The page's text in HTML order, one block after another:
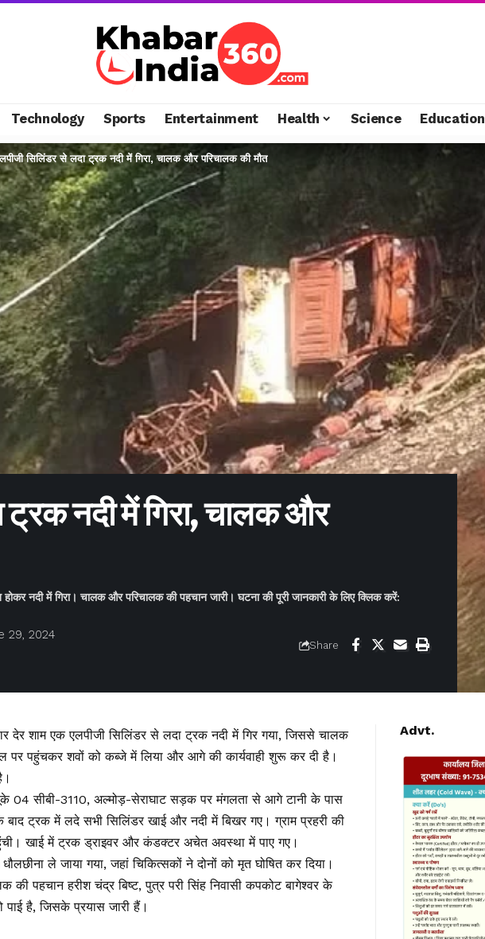
Technology Sports Entertainment Health Science Education
सिलिंडर से लदा ट्रक नदी में गिरा, चालक और परिचालक की मौत
ट्रक नदी में गिरा, चालक और
नदी में गिरा। चालक और परिचालक की पहचान जारी। घटना की पूरी जानकारी के लिए क्लिक करें:
29, 2024
Share
देर शाम एक एलपीजी सिलिंडर से लदा ट्रक नदी में गिर गया, जिससे चालक
पर पहुंचकर शवों को कब्जे में लिया और आगे की कार्यवाही शुरू कर दी है।
04 सीबी-3110, अल्मोड़-सेराघाट सड़क पर मंगलता से आगे टानी के पास
बाद ट्रक में लदे सभी सिलिंडर खाई और नदी में बिखर गए। ग्राम प्रहरी की
खाई में ट्रक ड्राइवर और कंडक्टर अचेत अवस्था में पाए गए।
ले जाया गया, जहां चिकित्सकों ने दोनों को मृत घोषित कर दिया।
की पहचान हरीश चंद्र बिष्ट, पुत्र परी सिंह निवासी कपकोट बागेश्वर के
है, जिसके प्रयास जारी हैं।
Advt.